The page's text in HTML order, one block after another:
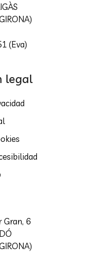
(Eva)
legal
Gran, 6